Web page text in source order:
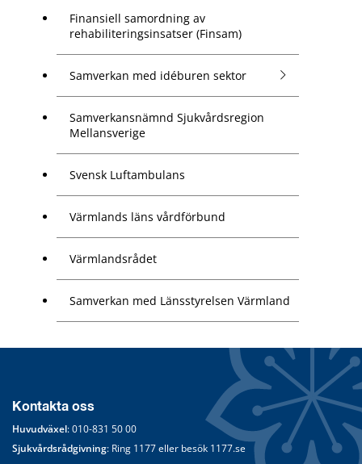
Finansiell samordning av
rehabiliteringsinsatser (Finsam)
Samverkan med idéburen sektor
Samverkansnämnd Sjukvårdsregion
Mellansverige
Svensk Luftambulans
Värmlands läns vårdförbund
Värmlandsrådet
Samverkan med Länsstyrelsen Värmland
Kontakta oss
Huvudväxel: 010-831 50 00
Sjukvårdsrådgivning: Ring 1177 eller besök 1177.se